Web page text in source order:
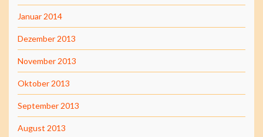
Januar 2014
Dezember 2013
November 2013
Oktober 2013
September 2013
August 2013